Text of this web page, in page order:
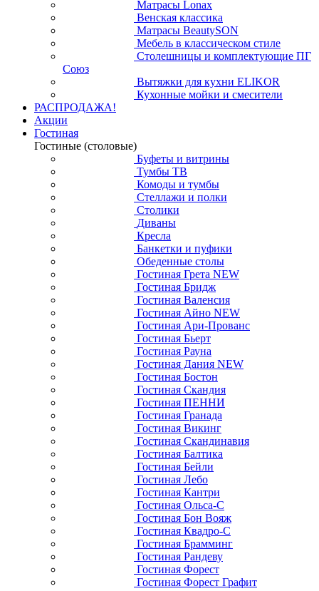
Матрасы Lonax
Венская классика
Матрасы BeautySON
Мебель в классическом стиле
Столешницы и комплектующие ПГ
Союз
Вытяжки для кухни ELIKOR
Кухонные мойки и смесители
РАСПРОДАЖА!
Акции
Гостиная
Гостиные (столовые)
Буфеты и витрины
Тумбы ТВ
Комоды и тумбы
Стеллажи и полки
Столики
Диваны
Кресла
Банкетки и пуфики
Обеденные столы
Гостиная Грета NEW
Гостиная Бридж
Гостиная Валенсия
Гостиная Айно NEW
Гостиная Ари-Прованс
Гостиная Бьерт
Гостиная Рауна
Гостиная Дания NEW
Гостиная Бостон
Гостиная Скандия
Гостиная ПЕННИ
Гостиная Гранада
Гостиная Викинг
Гостиная Скандинавия
Гостиная Балтика
Гостиная Бейли
Гостиная Лебо
Гостиная Кантри
Гостиная Ольса-С
Гостиная Бон Вояж
Гостиная Квадро-С
Гостиная Брамминг
Гостиная Рандеву
Гостиная Форест
Гостиная Форест Графит